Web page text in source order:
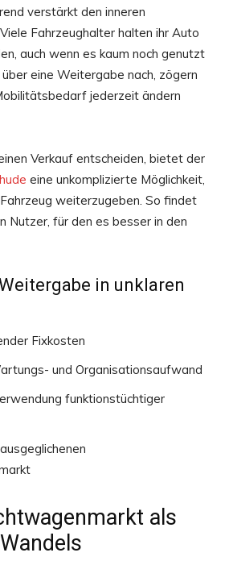
verstärkt den inneren
Fahrzeughalter halten ihr Auto
auch wenn es kaum noch genutzt
eine Weitergabe nach, zögern
jederzeit ändern
Verkauf entscheiden, bietet der
eine unkomplizierte Möglichkeit,
weiterzugeben. So findet
Nutzer, für den es besser in den
in unklaren
Fixkosten
und Organisationsaufwand
funktionstüchtiger
als